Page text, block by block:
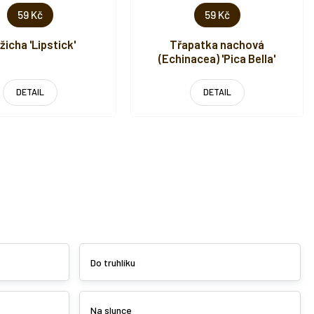
59 Kč
'Lipstick'
DETAIL
59 Kč
Třapatka nachová
(Echinacea) 'Pica Bella'
DETAIL
Do truhlíku
Na slunce